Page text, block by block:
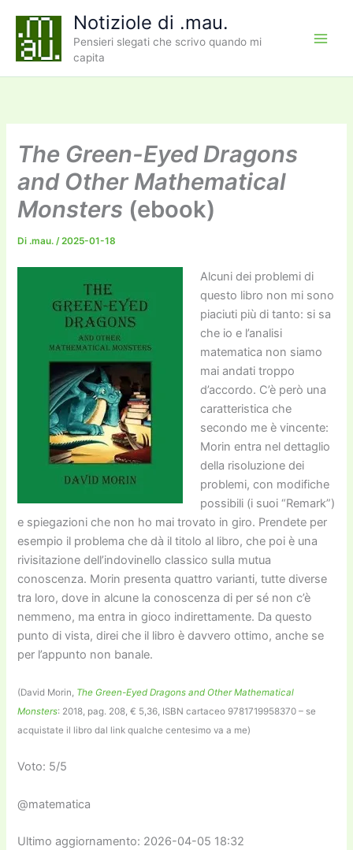
contenuto
Notiziole di .mau.
Pensieri slegati che scrivo quando mi
capita
The Green-Eyed Dragons
and Other Mathematical
Monsters (ebook)
Di .mau./2025-01-18
Alcuni dei problemi di
questo libro non mi sono
piaciuti più di tanto: si sa
che io e l’analisi
matematica non siamo
mai andati troppo
d’accordo. C’è però una
caratteristica che
secondo me è vincente:
Morin entra nel dettaglio
della risoluzione dei
problemi, con modifiche
possibili (i suoi “Remark”)
e spiegazioni che non ho mai trovato in giro. Prendete per
esempio il problema che dà il titolo al libro, che poi è una
rivisitazione dell’indovinello classico sulla mutua
conoscenza. Morin presenta quattro varianti, tutte diverse
tra loro, dove in alcune la conoscenza di per sé non c’è
nemmeno, ma entra in gioco indirettamente. Da questo
punto di vista, direi che il libro è davvero ottimo, anche se
per l’appunto non banale.
(David Morin, The Green-Eyed Dragons and Other Mathematical
Monsters: 2018, pag. 208, € 5,36, ISBN cartaceo 9781719958370 – se
acquistate il libro dal link qualche centesimo va a me)
Voto: 5/5
@matematica
Ultimo aggiornamento: 2026-04-05 18:32